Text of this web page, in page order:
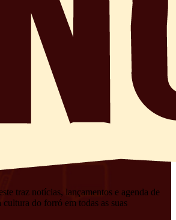
traz notícias, lançamentos e agenda de
do forró em todas as suas